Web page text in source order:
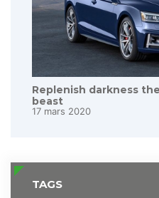
Replenish darkness
beast
17 mars 2020
TAGS